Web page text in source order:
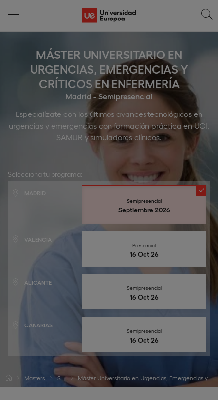
MÁSTER UNIVERSITARIO EN
URGENCIAS, EMERGENCIAS Y
CRÍTICOS EN ENFERMERÍA
Madrid - Semipresencial
Especialízate con los últimos avances tecnológicos en
urgencias y emergencias con formación práctica en UCI,
SAMUR y simuladores clínicos.
Selecciona tu programa:
MADRID
Semipresencial
Septiembre 2026
VALENCIA
Presencial
16 Oct 26
ALICANTE
Semipresencial
16 Oct 26
CANARIAS
Semipresencial
16 Oct 26
Masters Salud Máster Universitario en Urgencias, Emergencias y Críticos en Enfermería